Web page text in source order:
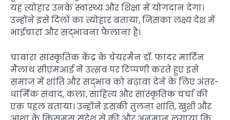
यह त्योहार उनके स्वास्थ्य और शिक्षा में योगदान देगा।
उन्होंने इसे दिलों का त्योहार बताया, जिसका लक्ष्य देश में
भाईचारा और सद्भावना फैलाना है।
चावारा सांस्कृतिक केंद्र के चेयरमैन डॉ. फादर मार्टिन
मैलाथ सीएमआई ने उत्सव पर टिप्पणी करते हुए इसे
समाज में शांति और सद्भाव को बढ़ावा देने के लिए अंतर-
धार्मिक संवाद, कला, साहित्य और सांस्कृतिक चर्चा की
एक पहल बताया। उन्होंने इसकी तुलना शांति, खुशी और